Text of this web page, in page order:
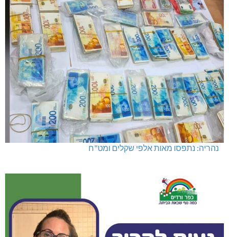
נהריה: נתפסו מאות אלפי שקלים ומט"ח